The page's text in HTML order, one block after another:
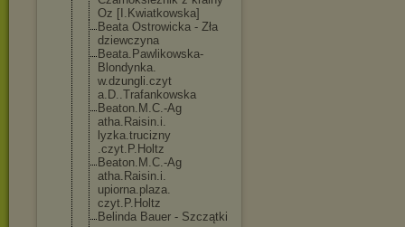
Oz [I.Kwiatkowska]
Beata Ostrowicka - Zła
dziewczyna
Beata.Pawlikowska-
Blondynka.
w.dzungli.czyt
a.D..Trafankowska
Beaton.M.C.-Ag
atha.Raisin.i.
lyzka.trucizny
.czyt.P.Holtz
Beaton.M.C.-Ag
atha.Raisin.i.
upiorna.plaza.
czyt.P.Holtz
Belinda Bauer - Szczątki